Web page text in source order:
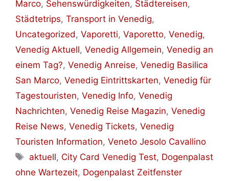
Marco, Sehenswürdigkeiten, Städtereisen,
Städtetrips, Transport in Venedig,
Uncategorized , Vaporetti, Vaporetto, Venedig,
Venedig Aktuell, Venedig Allgemein, Venedig an
einem Tag?, Venedig Anreise, Venedig Basilica
San Marco, Venedig Eintrittskarten, Venedig für
Tagestouristen, Venedig Info, Venedig
Nachrichten, Venedig Reise Magazin, Venedig
Reise News, Venedig Tickets, Venedig
Touristen Information, Veneto Jesolo Cavallino
Schlagwörter
aktuell, City Card Venedig Test, Dogenpalast
ohne Wartezeit, Dogenpalast Zeitfenster